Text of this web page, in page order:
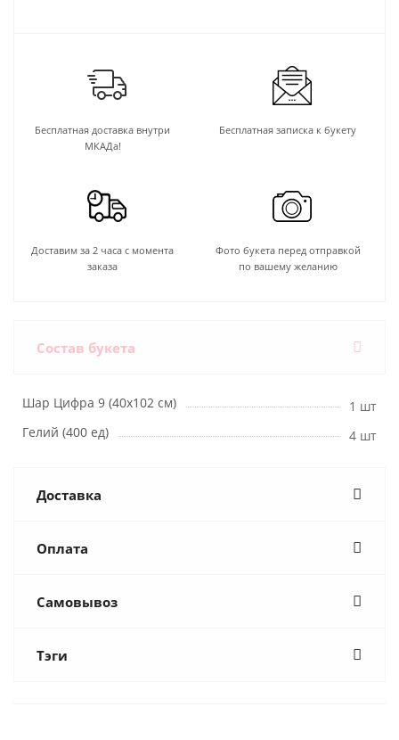
Бесплатная доставка внутри
МКАДа!
Бесплатная записка к букету
Доставим за 2 часа с момента
заказа
Фото букета перед отправкой
по вашему желанию
Состав букета
Шар Цифра 9 (40х102 см)
1 шт
Гелий (400 ед)
4 шт
Доставка
Оплата
Самовывоз
Тэги